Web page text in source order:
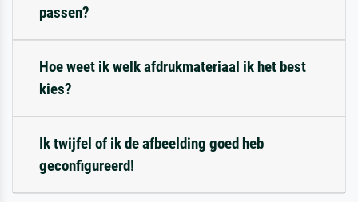
passen?
Hoe weet ik welk afdrukmateriaal ik het best
kies?
Ik twijfel of ik de afbeelding goed heb
geconfigureerd!